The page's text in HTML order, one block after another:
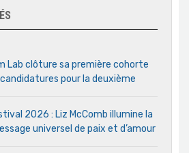
Lab clôture sa première cohorte
pour la deuxième
2026 : Liz McComb illumine la
universel de paix et d’amour